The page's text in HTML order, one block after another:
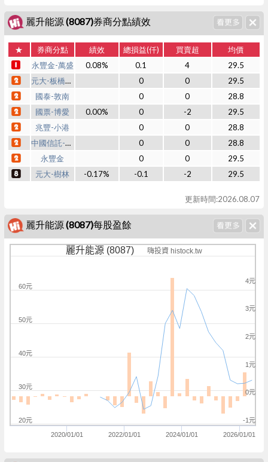
麗升能源 (8087)券商分點績效
★ 券商分點 績效 總損益(仟) 買賣超
均價
永豐金-萬盛
0.08% 0.1 4
29.5
元大-板橋三民
0 0
29.5
國泰-敦南
0 0
28.8
國票-博愛
0.00% 0 -2
29.5
兆豐-小港
0 0
28.8
中國信託-新竹
0 0
28.8
永豐金
0 0
29.5
元大-樹林
-0.17% -0.1 -2 29.5
更新時間:2026.08.07
麗升能源 (8087)每股盈餘
麗升能源 (8087) 嗨投資 histock.tw
2020/01/01 2022/01/01 2024/01/01 2026/01/01
-1元
0元
1元
2元
3元
4元
20元
30元
40元
50元
60元